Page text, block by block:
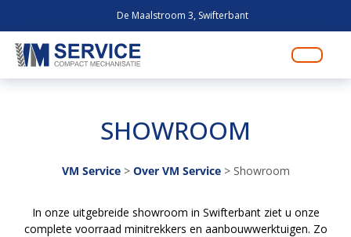
De Maalstroom 3, Swifterbant
SHOWROOM
VM Service> Over VM Service> Showroom
In onze uitgebreide showroom in Swifterbant ziet u onze
complete voorraad minitrekkers en aanbouwwerktuigen. Zo